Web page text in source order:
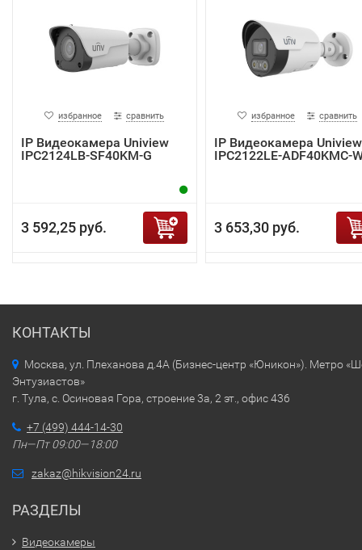
избранное сравнить
IP Видеокамера Uniview
IPC2124LB-SF40KM-G
3 592,25 руб.
избранное сравнить
IP Видеокамера Uniview
IPC2122LE-ADF40KMC-
3 653,30 руб.
КОНТАКТЫ
Москва, ул. Плеханова д.4А (Бизнес-центр «Юникон»). Метро
Энтузиастов»
г. Тула, с. Осиновая Гора, строение 3а, 2 эт., офис 436
+7 (499) 444-14-30
Пн—Пт 09:00—18:00
zakaz@hikvision24.ru
РАЗДЕЛЫ
Видеокамеры